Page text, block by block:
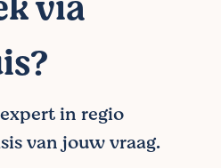
in regio
van jouw vraag.